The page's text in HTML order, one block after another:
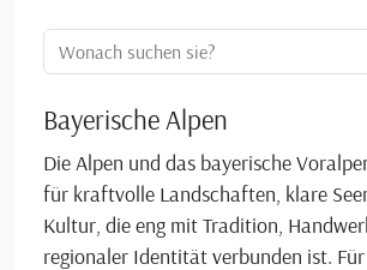
Ortssuche:
Bayerische Alpen
Die Alpen und das bayerische
für kraftvolle Landschaften, klare
Kultur, die eng mit Tradition,
regionaler Identität verbunden ist.